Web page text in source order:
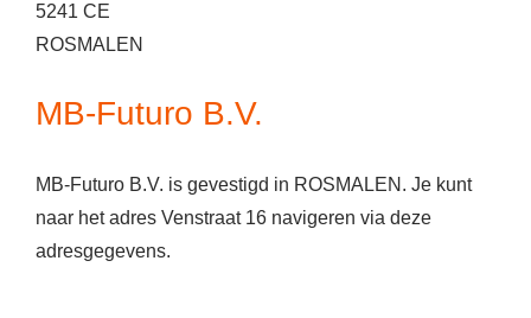
5241 CE
ROSMALEN
MB-Futuro B.V.
MB-Futuro B.V. is gevestigd in ROSMALEN. Je kunt
naar het adres Venstraat 16 navigeren via deze
adresgegevens.